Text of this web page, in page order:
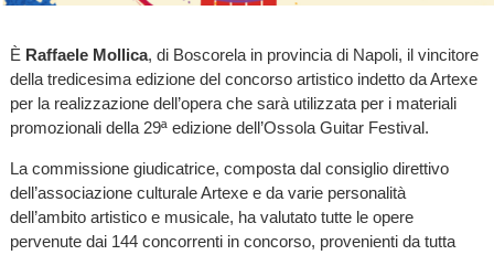
È Raffaele Mollica, di Boscorela in provincia di Napoli, il vincitore
della tredicesima edizione del concorso artistico indetto da Artexe
per la realizzazione dell’opera che sarà utilizzata per i materiali
promozionali della 29ª edizione dell’Ossola Guitar Festival.
La commissione giudicatrice, composta dal consiglio direttivo
dell’associazione culturale Artexe e da varie personalità
dell’ambito artistico e musicale, ha valutato tutte le opere
pervenute dai 144 concorrenti in concorso, provenienti da tutta